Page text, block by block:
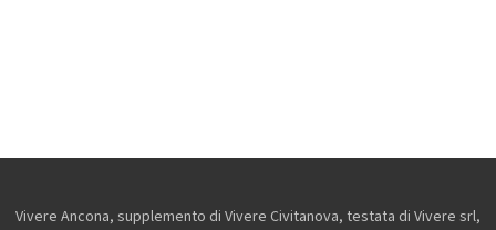
Vivere Ancona, supplemento di Vivere Civitanova, testata di Vivere srl,